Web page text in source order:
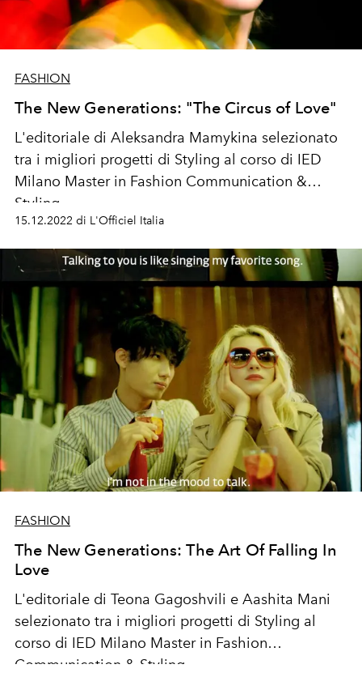
FASHION
The New Generations: "The Circus of Love"
L'editoriale di Aleksandra Mamykina selezionato
tra i migliori progetti di Styling al corso di IED
Milano Master in Fashion Communication &
Styling.
15.12.2022 di L'Officiel Italia
FASHION
The New Generations: The Art Of Falling In
Love
L'editoriale di Teona Gagoshvili e Aashita Mani
selezionato tra i migliori progetti di Styling al
corso di IED Milano Master in Fashion
Communication & Styling.